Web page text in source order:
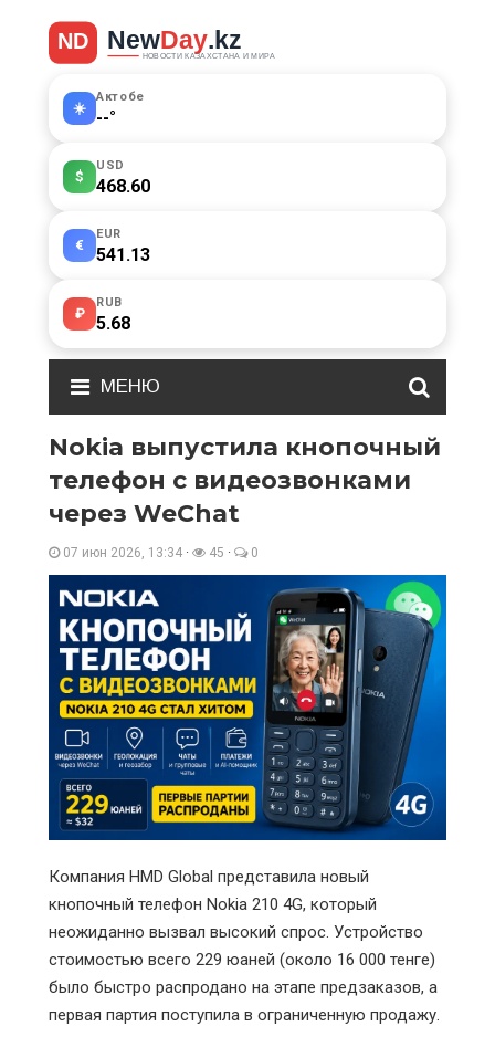
☀️
Актобе
--°
$
USD
468.60
€
EUR
541.13
₽
RUB
5.68
МЕНЮ
Nokia выпустила кнопочный
телефон с видеозвонками
через WeChat
07 июн 2026, 13:34 · 45 · 0
Компания HMD Global представила новый
кнопочный телефон Nokia 210 4G, который
неожиданно вызвал высокий спрос. Устройство
стоимостью всего 229 юаней (около 16 000 тенге)
было быстро распродано на этапе предзаказов, а
первая партия поступила в ограниченную продажу.